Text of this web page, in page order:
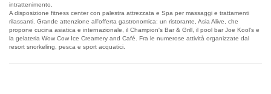
intrattenimento.
A disposizione fitness center con palestra attrezzata e Spa per massaggi e trattamenti
rilassanti. Grande attenzione all'offerta gastronomica: un ristorante, Asia Alive, che
propone cucina asiatica e internazionale, il Champion's Bar & Grill, il pool bar Joe Kool's e
la gelateria Wow Cow Ice Creamery and Café. Fra le numerose attività organizzate dal
resort snorkeling, pesca e sport acquatici.